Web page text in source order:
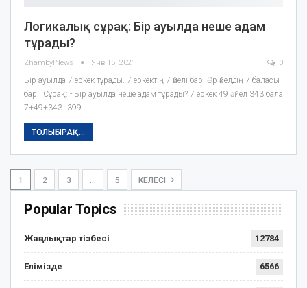
Логикалық сұрақ: Бір ауылда неше адам
тұрады?
ZhambylNews Янв 15, 2021 0
Бір ауылда 7 еркек тұрады. 7 еркектің 7 әйелі бар. Әр әйелдің 7 баласы
бар. Сұрақ: - Бір ауылда неше адам тұрады? 7 еркек 49 əйел 343 бала
7+49+343=399
ТОЛЫҒЫРАҚ...
1 2 3 … 5 КЕЛЕСІ
Popular Topics
Жаңалықтар тізбесі 12784
Елімізде 6566